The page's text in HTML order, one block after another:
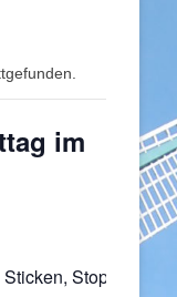
im
Stopfen